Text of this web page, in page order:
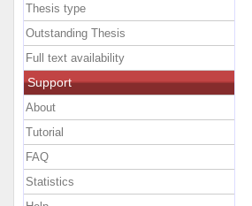
Thesis type
Outstanding Thesis
Full text availability
Support
About
Tutorial
FAQ
Statistics